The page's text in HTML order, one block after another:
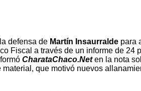
defensa de Martín Insaurralde para
Fiscal a través de un informe de
CharataChaco.Neten la nota
que motivó nuevos